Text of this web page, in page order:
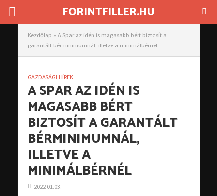
FORINTFILLER.HU
Kezdőlap » A Spar az idén is magasabb bért biztosít a
garantált bérminimumnál, illetve a minimálbérnél
GAZDASÁGI HÍREK
A SPAR AZ IDÉN IS
MAGASABB BÉRT
BIZTOSÍT A GARANTÁLT
BÉRMINIMUMNÁL,
ILLETVE A
MINIMÁLBÉRNÉL
2022.01.03.